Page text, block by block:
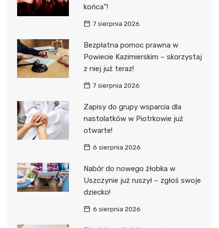
końca”!
7 sierpnia 2026
Bezpłatna pomoc prawna w
Powiecie Kazimierskim – skorzystaj
z niej już teraz!
7 sierpnia 2026
Zapisy do grupy wsparcia dla
nastolatków w Piotrkowie już
otwarte!
6 sierpnia 2026
Nabór do nowego żłobka w
Uszczynie już ruszył – zgłoś swoje
dziecko!
6 sierpnia 2026